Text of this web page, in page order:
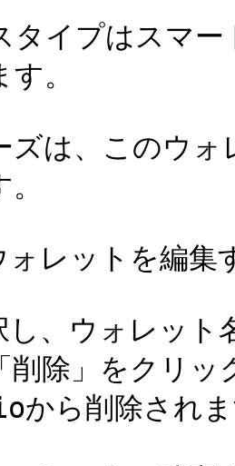
タイプはスマ
。
ズは、このウ
レットを編集
し、ウォレッ
削除」をクリ
から削除され